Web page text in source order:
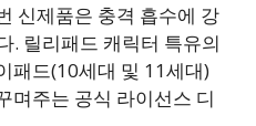
신제품은 충격 흡수에 강
. 릴리패드 캐릭터 특유의
패드(10세대 및 11세대)
며주는 공식 라이선스 디